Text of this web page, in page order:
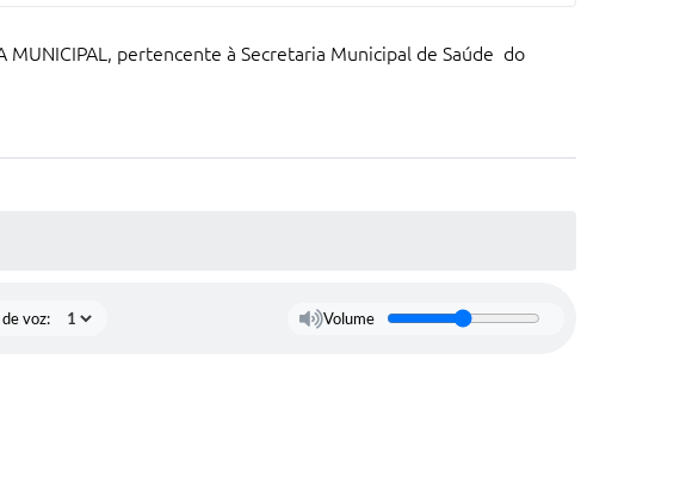
MUNICIPAL, pertencente à Secretaria Municipal de Saúde do
voz: Volume